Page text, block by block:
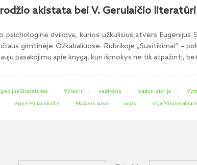
akistata bei V. Gerulaičio
psichologinė dvikova, kurios užkulisius atvers
gimtinėje Ožkabaliuose. Rubrikoje „Susitikimai“ –
pasakojimu apie knygą, kuri išmokys ne tik atpažinti,
Skerstonas Vyras ir veidrodis mados istorija
Agnė Miliauskaitė Mažasis laiko vagis Inga Mitunevičiūtė